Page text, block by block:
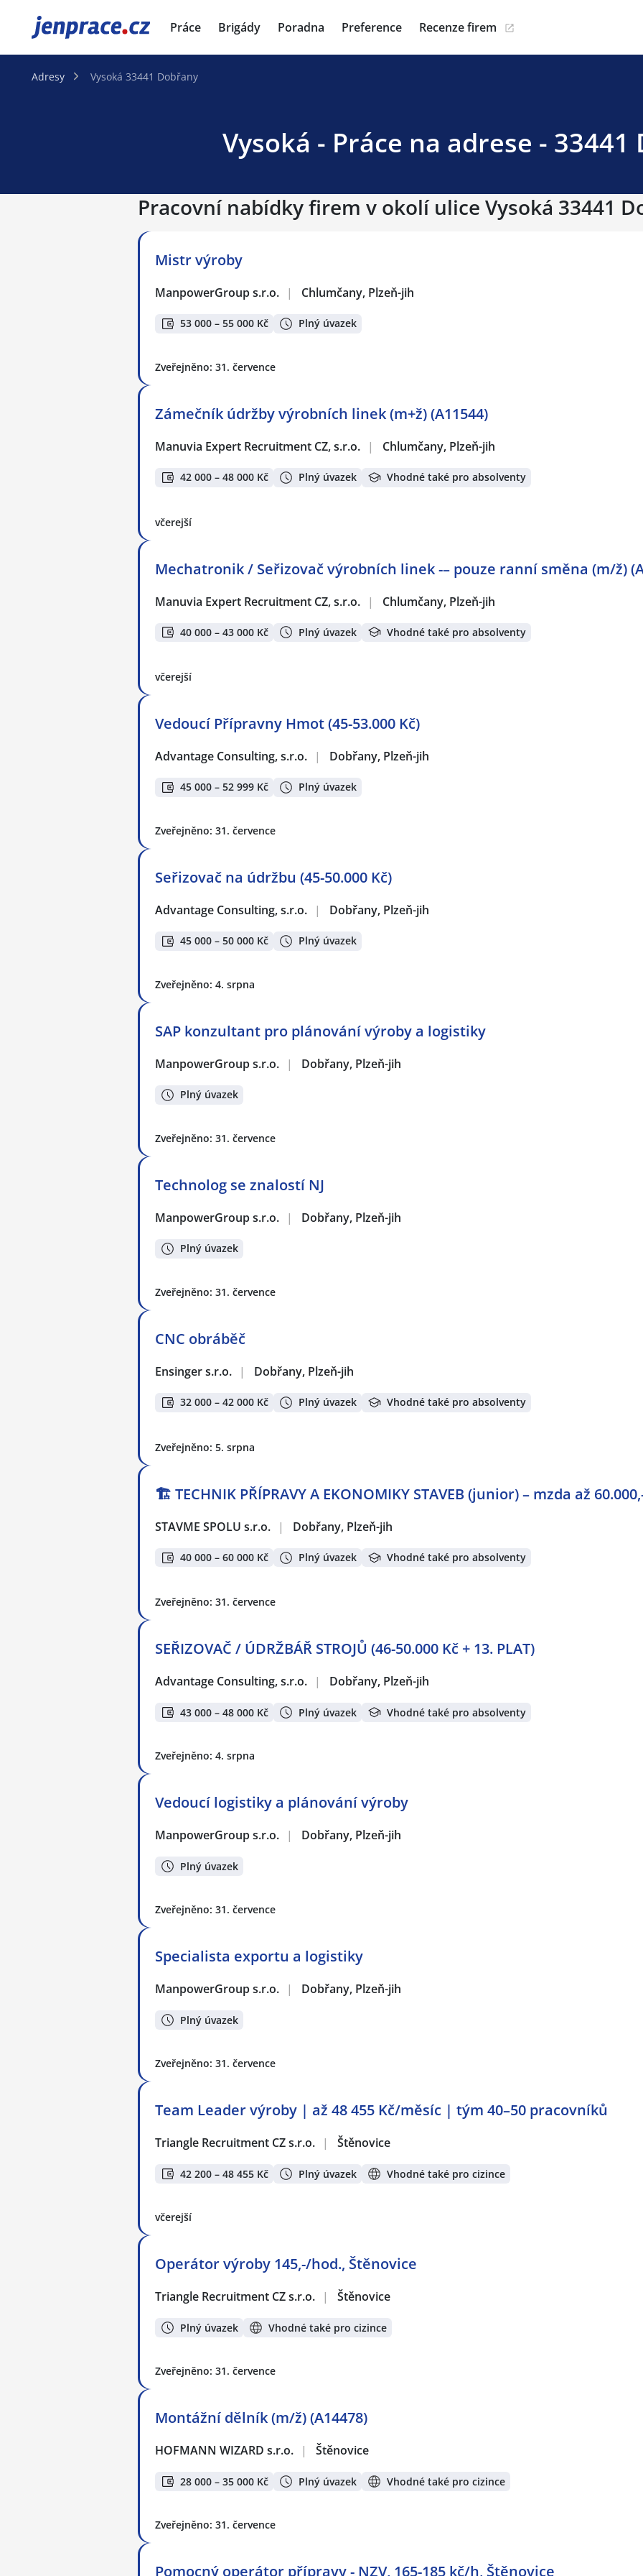
JenPráce.cz Práce Brigády Poradna Preference Recenze firem
Adresy Vysoká 33441 Dobřany
Vysoká - Práce na adrese - 33441
Pracovní nabídky firem v okolí ulice Vysoká 33441
Mistr výroby
ManpowerGroup s.r.o. | Chlumčany, Plzeň-jih
53 000 – 55 000 Kč Plný úvazek
Zveřejněno: 31. července
Zámečník údržby výrobních linek (m+ž) (A11544)
Manuvia Expert Recruitment CZ, s.r.o. | Chlumčany, Plzeň-jih
42 000 – 48 000 Kč Plný úvazek Vhodné také pro absolventy
včerejší
Mechatronik / Seřizovač výrobních linek -– pouze ranní směna (m/ž)
Manuvia Expert Recruitment CZ, s.r.o. | Chlumčany, Plzeň-jih
40 000 – 43 000 Kč Plný úvazek Vhodné také pro absolventy
včerejší
Vedoucí Přípravny Hmot (45-53.000 Kč)
Advantage Consulting, s.r.o. | Dobřany, Plzeň-jih
45 000 – 52 999 Kč Plný úvazek
Zveřejněno: 31. července
Seřizovač na údržbu (45-50.000 Kč)
Advantage Consulting, s.r.o. | Dobřany, Plzeň-jih
45 000 – 50 000 Kč Plný úvazek
Zveřejněno: 4. srpna
SAP konzultant pro plánování výroby a logistiky
ManpowerGroup s.r.o. | Dobřany, Plzeň-jih
Plný úvazek
Zveřejněno: 31. července
Technolog se znalostí NJ
ManpowerGroup s.r.o. | Dobřany, Plzeň-jih
Plný úvazek
Zveřejněno: 31. července
CNC obráběč
Ensinger s.r.o. | Dobřany, Plzeň-jih
32 000 – 42 000 Kč Plný úvazek Vhodné také pro absolventy
Zveřejněno: 5. srpna
🏗️ TECHNIK PŘÍPRAVY A EKONOMIKY STAVEB (junior) – mzda až
STAVME SPOLU s.r.o. | Dobřany, Plzeň-jih
40 000 – 60 000 Kč Plný úvazek Vhodné také pro absolventy
Zveřejněno: 31. července
SEŘIZOVAČ / ÚDRŽBÁŘ STROJŮ (46-50.000 Kč + 13. PLAT)
Advantage Consulting, s.r.o. | Dobřany, Plzeň-jih
43 000 – 48 000 Kč Plný úvazek Vhodné také pro absolventy
Zveřejněno: 4. srpna
Vedoucí logistiky a plánování výroby
ManpowerGroup s.r.o. | Dobřany, Plzeň-jih
Plný úvazek
Zveřejněno: 31. července
Specialista exportu a logistiky
ManpowerGroup s.r.o. | Dobřany, Plzeň-jih
Plný úvazek
Zveřejněno: 31. července
Team Leader výroby | až 48 455 Kč/měsíc | tým 40–50 pracovníků
Triangle Recruitment CZ s.r.o. | Štěnovice
42 200 – 48 455 Kč Plný úvazek Vhodné také pro cizince
včerejší
Operátor výroby 145,-/hod., Štěnovice
Triangle Recruitment CZ s.r.o. | Štěnovice
Plný úvazek Vhodné také pro cizince
Zveřejněno: 31. července
Montážní dělník (m/ž) (A14478)
HOFMANN WIZARD s.r.o. | Štěnovice
28 000 – 35 000 Kč Plný úvazek Vhodné také pro cizince
Zveřejněno: 31. července
Pomocný operátor přípravy - NZV, 165-185 kč/h, Štěnovice